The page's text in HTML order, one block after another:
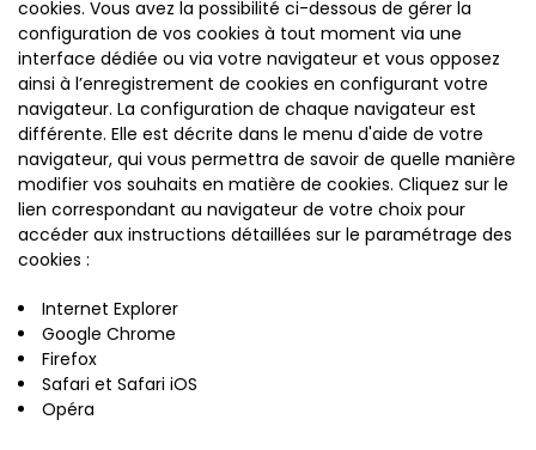
cookies. Vous avez la possibilité ci-dessous de gérer la
configuration de vos cookies à tout moment via une
interface dédiée ou via votre navigateur et vous opposez
ainsi à l’enregistrement de cookies en configurant votre
navigateur. La configuration de chaque navigateur est
différente. Elle est décrite dans le menu d'aide de votre
navigateur, qui vous permettra de savoir de quelle manière
modifier vos souhaits en matière de cookies. Cliquez sur le
lien correspondant au navigateur de votre choix pour
accéder aux instructions détaillées sur le paramétrage des
cookies :
Internet Explorer
Google Chrome
Firefox
Safari et Safari iOS
Opéra